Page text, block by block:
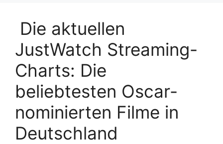
Die aktuellen
JustWatch Streaming-
Charts: Die
beliebtesten Oscar-
nominierten Filme in
Deutschland